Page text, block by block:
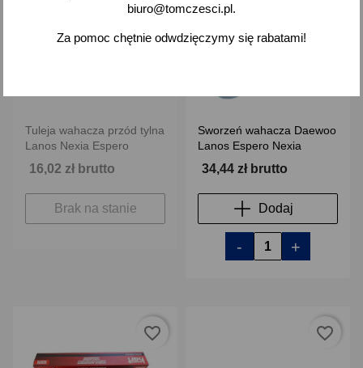
Tuleja wahacza przód tylna
Lanos Nexia Espero
16,02 zł brutto
Brak na stanie
Sworzeń wahacza Daewoo
Lanos Espero Nexia
34,44 zł brutto
Dodaj
- +
favorite_border favorite_border
biuro@tomczesci.pl.
Za pomoc chętnie odwdzięczymy się rabatami!